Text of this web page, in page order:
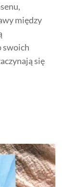
między
swoich
się